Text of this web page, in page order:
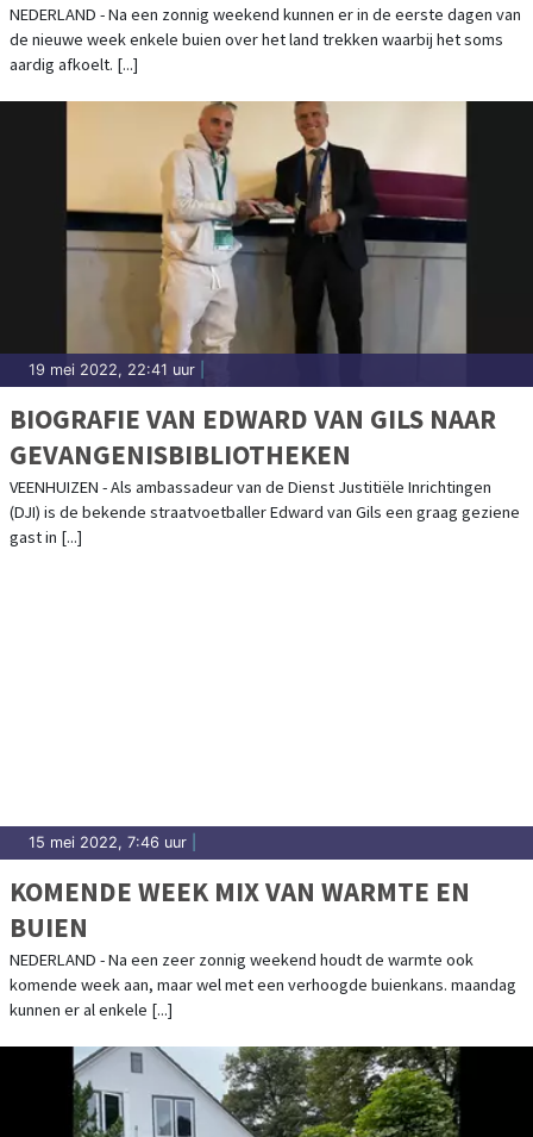
NEDERLAND - Na een zonnig weekend kunnen er in de eerste dagen van
de nieuwe week enkele buien over het land trekken waarbij het soms
aardig afkoelt. [...]
19 mei 2022, 22:41 uur
BIOGRAFIE VAN EDWARD VAN GILS NAAR
GEVANGENISBIBLIOTHEKEN
VEENHUIZEN - Als ambassadeur van de Dienst Justitiële Inrichtingen
(DJI) is de bekende straatvoetballer Edward van Gils een graag geziene
gast in [...]
15 mei 2022, 7:46 uur
KOMENDE WEEK MIX VAN WARMTE EN
BUIEN
NEDERLAND - Na een zeer zonnig weekend houdt de warmte ook
komende week aan, maar wel met een verhoogde buienkans. maandag
kunnen er al enkele [...]